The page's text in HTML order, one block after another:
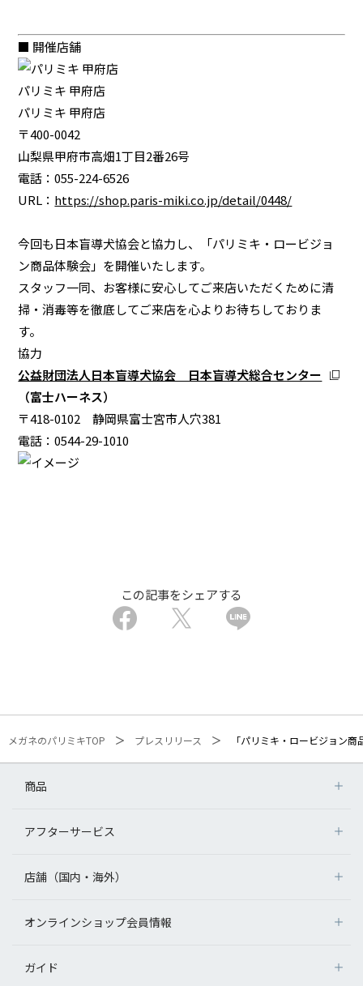
■ 開催店舗
パリミキ 甲府店
パリミキ 甲府店
〒400-0042
山梨県甲府市高畑1丁目2番26号
電話：055-224-6526
URL： https://shop.paris-miki.co.jp/detail/0448/
今回も日本盲導犬協会と協力し、「パリミキ・ロービジョ
ン商品体験会」を開催いたします。
スタッフ一同、お客様に安心してご来店いただくために清
掃・消毒等を徹底してご来店を心よりお待ちしておりま
す。
協力
公益財団法人日本盲導犬協会 日本盲導犬総合センター
（富士ハーネス）
〒418-0102 静岡県富士宮市人穴381
電話：0544-29-1010
この記事をシェアする
メガネのパリミキTOP プレスリリース 「パリミキ・ロービジョン
商品
アフターサービス
店舗（国内・海外）
オンラインショップ会員情報
ガイド